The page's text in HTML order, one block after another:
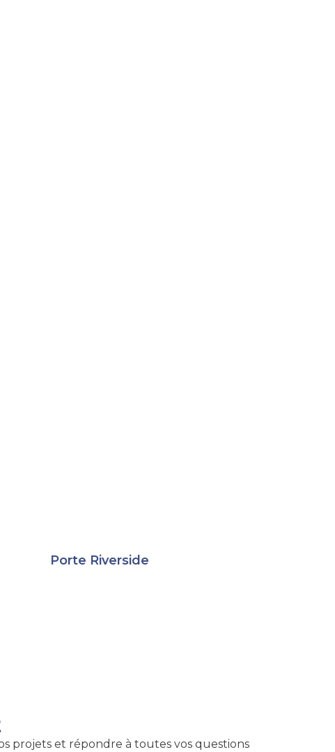
Porte Riverside
projets et répondre à toutes vos questions